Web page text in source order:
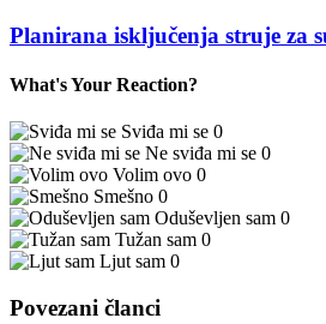
Planirana isključenja struje za
What's Your Reaction?
Sviđa mi se 0
Ne sviđa mi se 0
Volim ovo 0
Smešno 0
Oduševljen sam 0
Tužan sam 0
Ljut sam 0
Povezani članci